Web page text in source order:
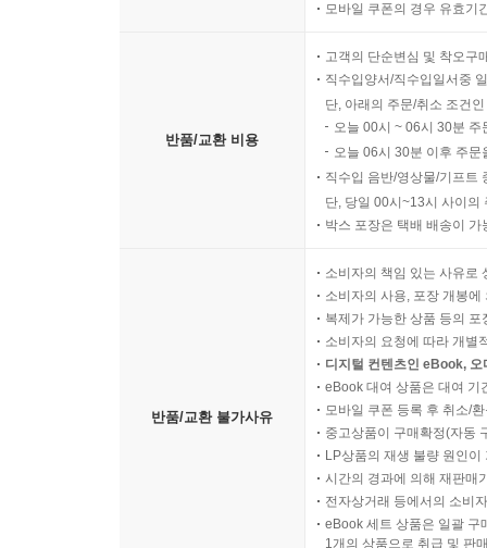
모바일 쿠폰의 경우 유효기
반품/교환 비용
고객의 단순변심 및 착오구
직수입양서/직수입일서중
단, 아래의 주문/취소 조건
오늘 00시 ~ 06시 30분
오늘 06시 30분 이후 주
직수입 음반/영상물/기프트
단, 당일 00시~13시 사이의
박스 포장은 택배 배송이
반품/교환 불가사유
소비자의 책임 있는 사유로
소비자의 사용, 포장 개봉
복제가 가능한 상품 등의
소비자의 요청에 따라 개별
디지털 컨텐츠인 eBook,
eBook 대여 상품은 대여 기
모바일 쿠폰 등록 후 취소/
중고상품이 구매확정(자동
LP상품의 재생 불량 원인
시간의 경과에 의해 재판매
전자상거래 등에서의 소비
eBook 세트 상품은 일괄 구
1개의 상품으로 취급 및 판